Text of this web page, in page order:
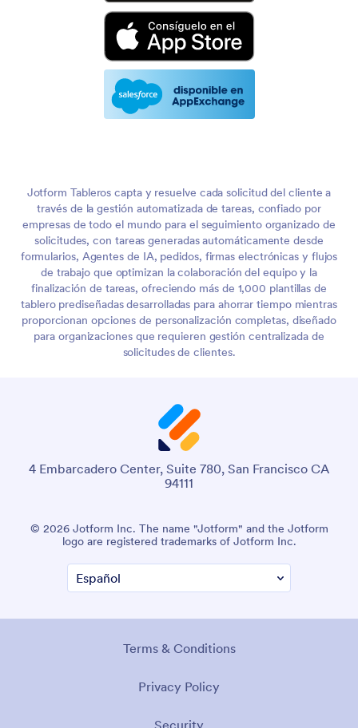
Jotform Tableros capta y resuelve cada solicitud del cliente a
través de la gestión automatizada de tareas, confiado por
empresas de todo el mundo para el seguimiento organizado de
solicitudes, con tareas generadas automáticamente desde
formularios, Agentes de IA, pedidos, firmas electrónicas y flujos
de trabajo que optimizan la colaboración del equipo y la
finalización de tareas, ofreciendo más de 1,000 plantillas de
tablero prediseñadas desarrolladas para ahorrar tiempo mientras
proporcionan opciones de personalización completas, diseñado
para organizaciones que requieren gestión centralizada de
solicitudes de clientes.
4 Embarcadero Center, Suite 780, San Francisco CA
94111
© 2026 Jotform Inc. The name "Jotform" and the Jotform
logo are registered trademarks of Jotform Inc.
Terms & Conditions
Privacy Policy